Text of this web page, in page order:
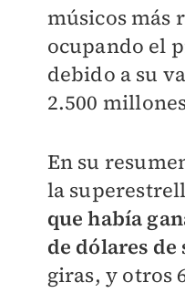
músicos más
ocupando el
debido a su
2.500
En su
la
que había
de dólares de
giras, y otros